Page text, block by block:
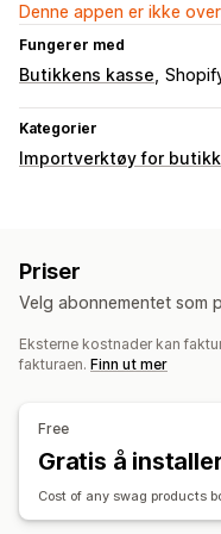
Denne appen er ikke
Fungerer med
Butikkens kasse
Kategorier
Importverktøy for
Prissynkronisering
Bestillinger Produkter
Priser
Velg abonnementet som
Eksterne kostnader kan
fakturaen. Finn ut mer
Free
Gratis å
Cost of any swag products